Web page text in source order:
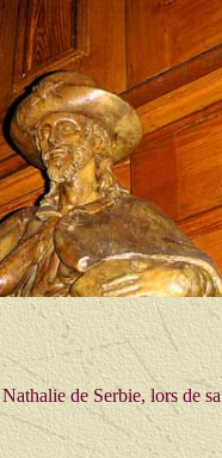
de Serbie, lors de